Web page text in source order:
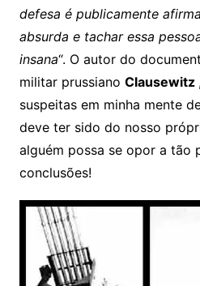
defesa é publicamente
absurda e tachar essa
insana“. O autor do
militar prussiano Clausewitz
suspeitas em minha mente
deve ter sido do nosso
alguém possa se opor a tão
conclusões!